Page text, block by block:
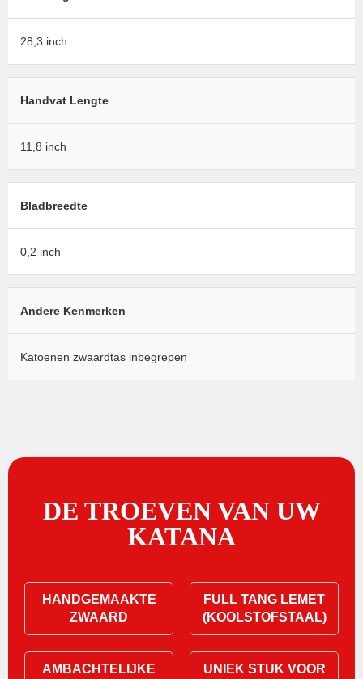
28,3 inch
Handvat Lengte
11,8 inch
Bladbreedte
0,2 inch
Andere Kenmerken
Katoenen zwaardtas inbegrepen
DE TROEVEN VAN UW
KATANA
HANDGEMAAKTE
ZWAARD
FULL TANG LEMET
(KOOLSTOFSTAAL)
AMBACHTELIJKE
UNIEK STUK VOOR